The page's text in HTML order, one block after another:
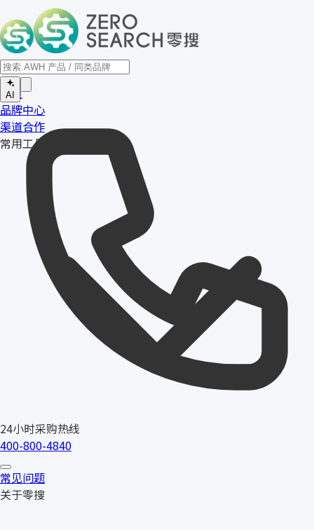
AI
24小时采购热线
400-800-4840
首页
品牌中心
渠道合作
常用工具
常见问题
关于零搜